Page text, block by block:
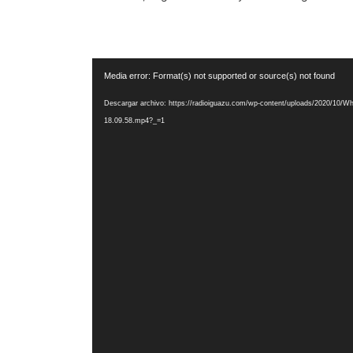
vídeo
Media error: Format(s) not supported or source(s) not found
Descargar archivo: https://radioiguazu.com/wp-content/uploads/2020/10/
18.09.58.mp4?_=1